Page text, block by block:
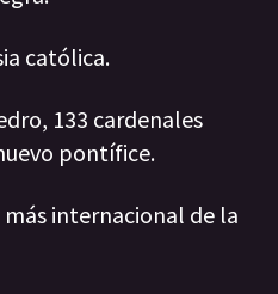
católica.
133 cardenales
pontífice.
internacional de la